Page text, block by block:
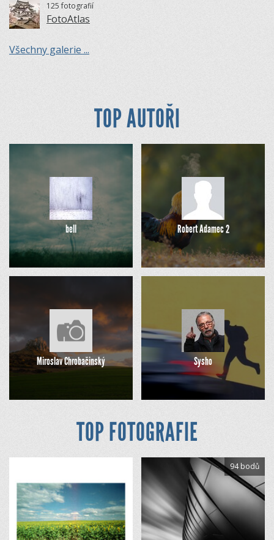
125 fotografií
FotoAtlas
Všechny galerie ...
TOP AUTOŘI
bell Robert Adamec 2
Miroslav Chrobačinský Sysho
TOP FOTOGRAFIE
94 bodů